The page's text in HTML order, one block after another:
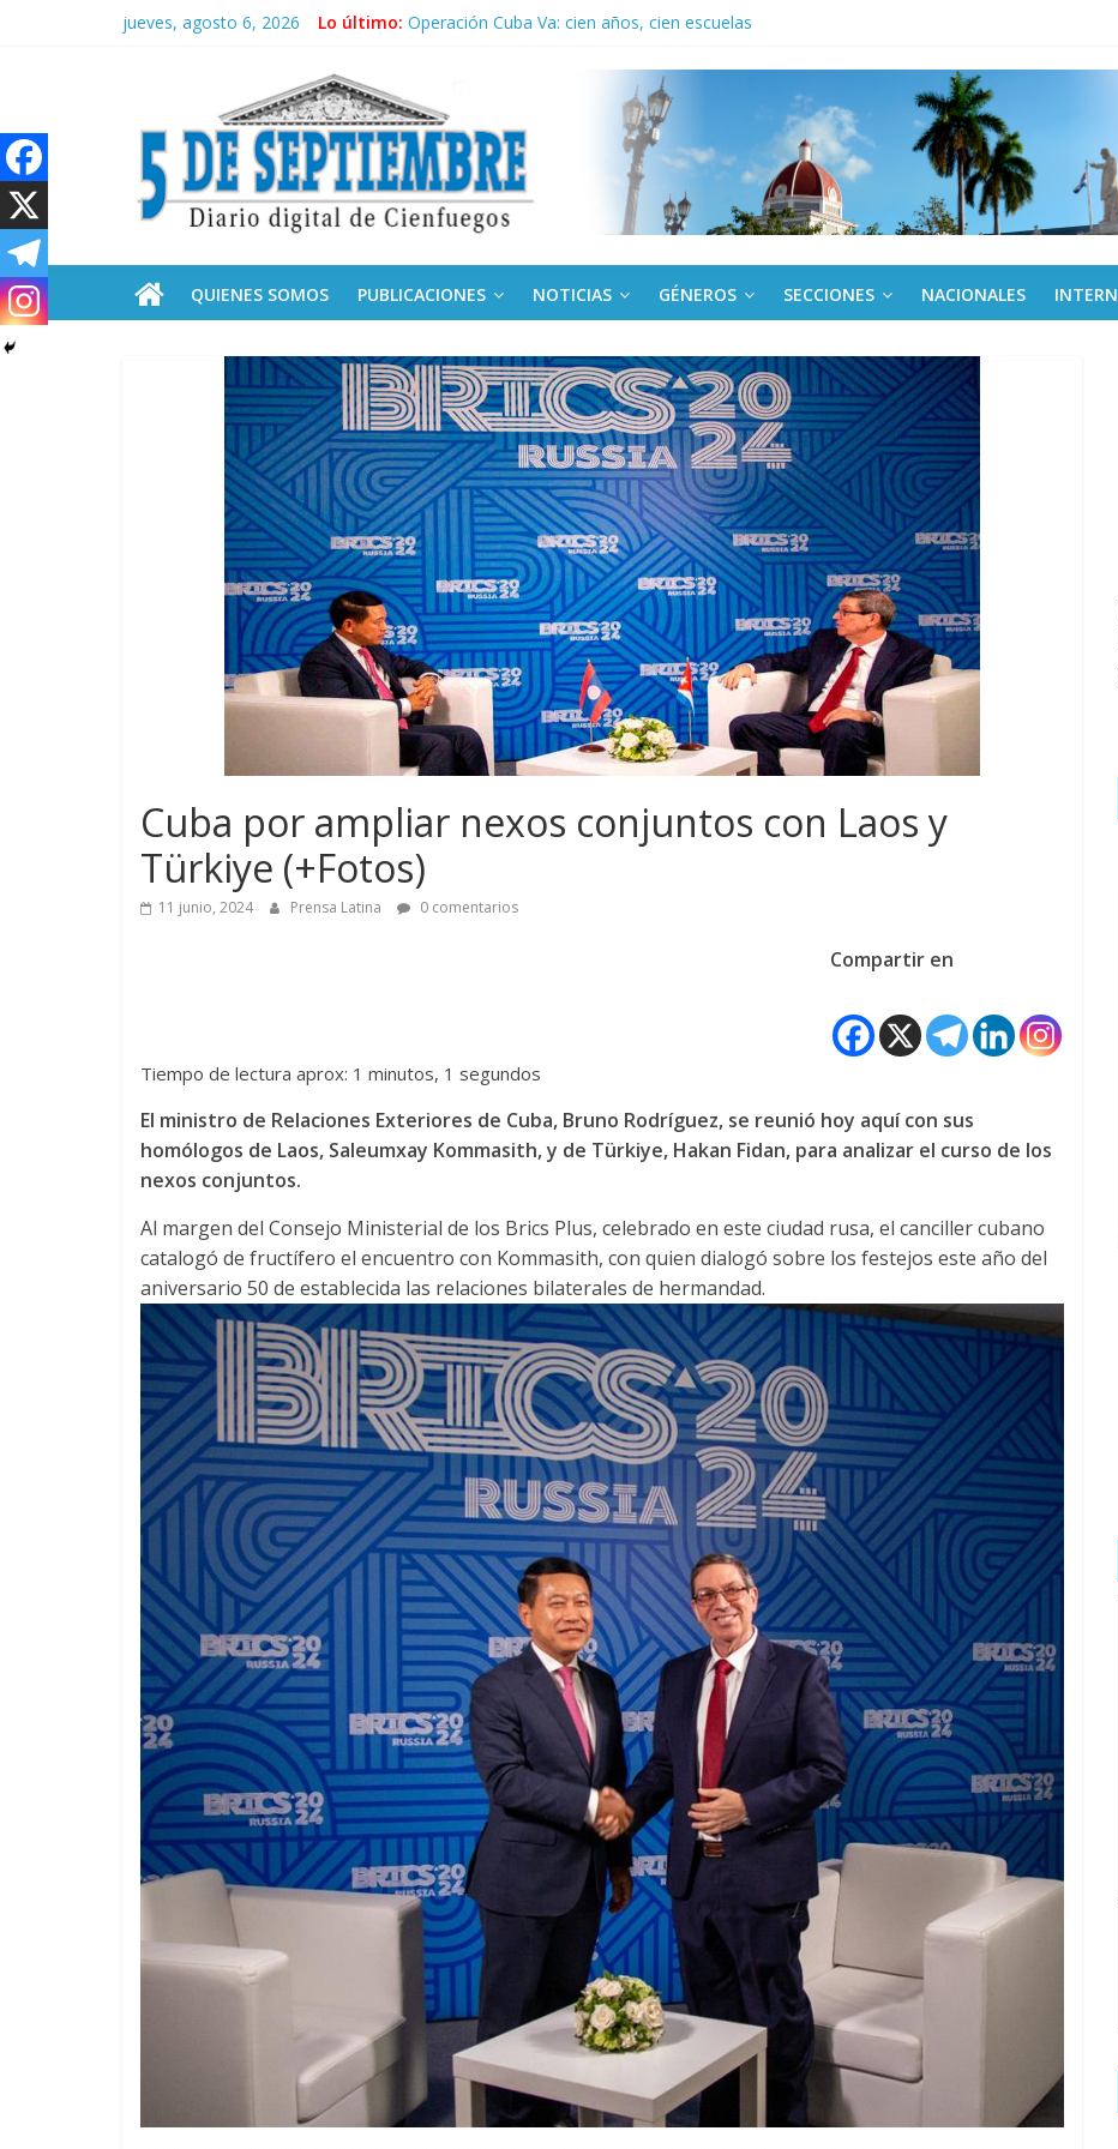
jueves, agosto 6, 2026 Lo último: Solidaridad sin fronteras: brigada chilena viaja a Cuba con donativos por el centenario de
Condecoró Díaz-Canel a brigada cubana que asistió en Venezuela
Siguen labores de rescate en escuela con desplome parcial en Cuba
Asela, una doctora cubana amante de la Estomatología, dice NO al bloqueo
Septiembre
Diario
de
Cienfuegos,QUIENES SOMOS PUBLICACIONES NOTICIAS GÉNEROS SECCIONES NACIONALES
Cuba por ampliar nexos conjuntos con Laos y
Türkiye (+Fotos)
11 junio, 2024 Prensa Latina 0 comentarios
Compartir en
Tiempo de lectura aprox: 1 minutos, 1 segundos
El ministro de Relaciones Exteriores de Cuba, Bruno Rodríguez, se reunió hoy aquí con sus
homólogos de Laos, Saleumxay Kommasith, y de Türkiye, Hakan Fidan, para analizar el curso de los
nexos conjuntos.
Al margen del Consejo Ministerial de los Brics Plus, celebrado en este ciudad rusa, el canciller cubano
catalogó de fructífero el encuentro con Kommasith, con quien dialogó sobre los festejos este año del
aniversario 50 de establecida las relaciones bilaterales de hermandad.